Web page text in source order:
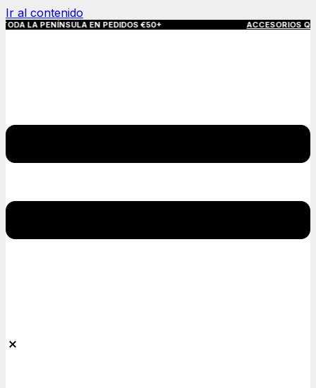
Ir al contenido
EN PEDIDOS €50+ ACCESORIOS QUE MARCAN LA